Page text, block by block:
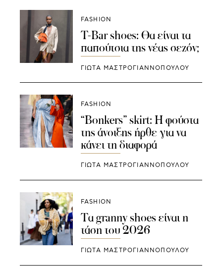
FASHION
T-Bar shoes: Θα είναι τα
παπούτσια της νέας σεζόν;
ΓΙΩΤΑ ΜΑΣΤΡΟΓΙΑΝΝΟΠΟΥΛΟΥ
FASHION
“Bonkers” skirt: Η φούστα
της άνοιξης ήρθε για να
κάνει τη διαφορά
ΓΙΩΤΑ ΜΑΣΤΡΟΓΙΑΝΝΟΠΟΥΛΟΥ
FASHION
Τα granny shoes είναι η
τάση του 2026
ΓΙΩΤΑ ΜΑΣΤΡΟΓΙΑΝΝΟΠΟΥΛΟΥ